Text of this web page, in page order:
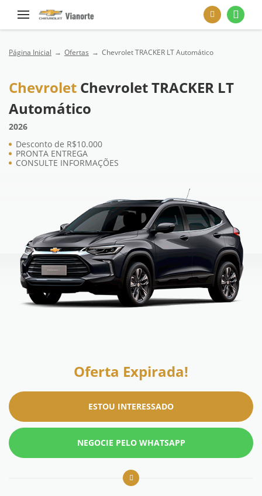
Página Inicial Ofertas Chevrolet TRACKER LT Automático
Chevrolet Chevrolet TRACKER LT
Automático
2026
Desconto de R$10.000
PRONTA ENTREGA
CONSULTE INFORMAÇÕES
Oferta Expirada!
ESTOU INTERESSADO
NEGOCIE PELO WHATSAPP